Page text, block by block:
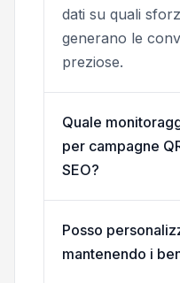
dati su quali
generano le
preziose.
Quale
per campagne
SEO?
Posso
mantenendo i